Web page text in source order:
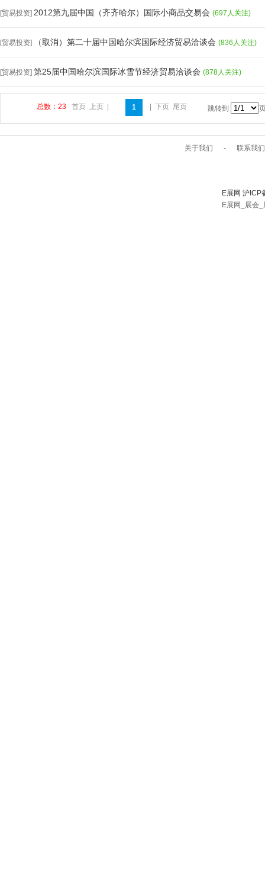
[贸易投资] 2012第九届中国（齐齐哈尔）国际小商品交易会 (697人关注)
[贸易投资] （取消）第二十届中国哈尔滨国际经济贸易洽谈会 (836人关注)
[贸易投资] 第25届中国哈尔滨国际冰雪节经济贸易洽谈会 (878人关注)
总数：23 首页 上页 1 下页 尾页 跳转到
关于我们 - 联系我们
E展网 沪
E展网_展会